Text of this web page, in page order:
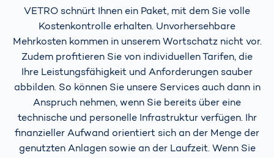
VETRO schnürt Ihnen ein Paket, mit dem Sie volle
Kostenkontrolle erhalten. Unvorhersehbare
Mehrkosten kommen in unserem Wortschatz nicht vor.
Zudem profitieren Sie von individuellen Tarifen, die
Ihre Leistungsfähigkeit und Anforderungen sauber
abbilden. So können Sie unsere Services auch dann in
Anspruch nehmen, wenn Sie bereits über eine
technische und personelle Infrastruktur verfügen. Ihr
finanzieller Aufwand orientiert sich an der Menge der
genutzten Anlagen sowie an der Laufzeit. Wenn Sie